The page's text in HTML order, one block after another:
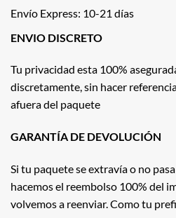
Envío Express: 10-21 días
ENVIO DISCRETO
Tu privacidad esta 100%
discretamente, sin hacer
afuera del paquete
GARANTÍA DE DEVOLUCIÓN
Si tu paquete se extravía o no
hacemos el reembolso 100% del
volvemos a reenviar. Como tu